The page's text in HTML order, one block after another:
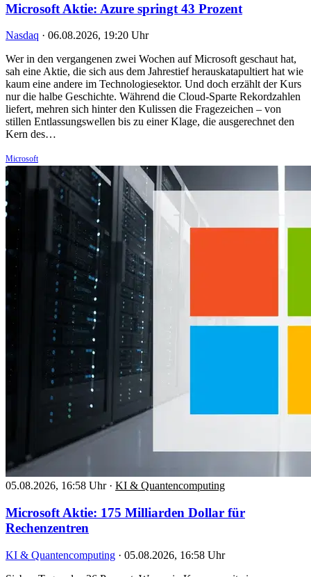
Microsoft Aktie: Azure springt 43 Prozent
Nasdaq · 06.08.2026, 19:20 Uhr
Wer in den vergangenen zwei Wochen auf Microsoft geschaut hat,
sah eine Aktie, die sich aus dem Jahrestief herauskatapultiert hat wie
kaum eine andere im Technologiesektor. Und doch erzählt der Kurs
nur die halbe Geschichte. Während die Cloud-Sparte Rekordzahlen
liefert, mehren sich hinter den Kulissen die Fragezeichen – von
stillen Entlassungswellen bis zu einer Klage, die ausgerechnet den
Kern des…
Microsoft
05.08.2026, 16:58 Uhr · KI & Quantencomputing
Microsoft Aktie: 175 Milliarden Dollar für
Rechenzentren
KI & Quantencomputing · 05.08.2026, 16:58 Uhr